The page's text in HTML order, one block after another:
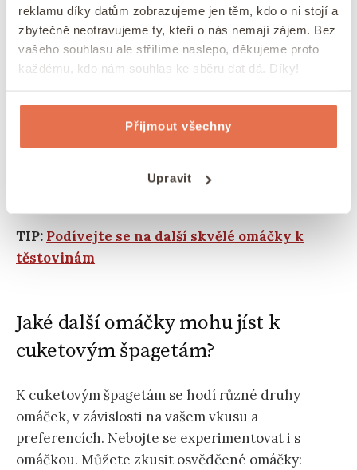
reklamu díky datům zobrazujeme jen těm, kdo o ni stojí a
zbytečně neotravujeme ty, kteří o nás nemají zájem. Bez
vašeho souhlasu ale střílíme naslepo, děkujeme proto
každému, kdo nám souhlas ke sběru dat dá. Díky!
Přijmout všechny
Upravit
Cuketové špagety vám dají možnost dostat do svého
zdravou zeleninu.
Cuketové špagety chutnají každému trochu jinak.
Experimentujte s jejich přípravou.
TIP: Podívejte se na další skvělé omáčky k
těstovinám
Jaké další omáčky mohu jíst k
cuketovým špagetám?
K cuketovým špagetám se hodí různé druhy
omáček, v závislosti na vašem vkusu a
preferencích. Nebojte se experimentovat i s
omáčkou. Můžete zkusit osvědčené omáčky: